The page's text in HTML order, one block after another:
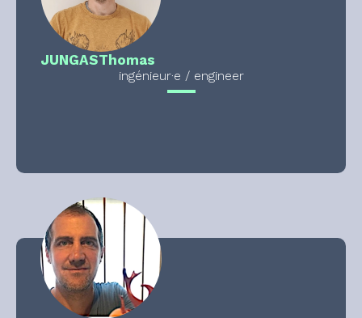
JUNGASThomas
ingénieur·e / engineer